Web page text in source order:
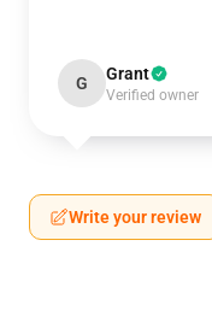
G Grant
Verified owner
Write your review